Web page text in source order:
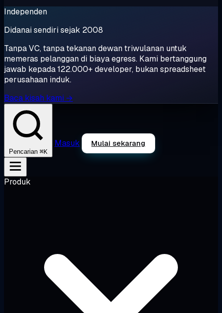
Independen
Didanai sendiri sejak 2008
Tanpa VC, tanpa tekanan dewan triwulanan untuk
memeras pelanggan di biaya egress. Kami bertanggung
jawab kepada 122.000+ developer, bukan spreadsheet
perusahaan induk.
Baca kisah kami →
Pencarian ⌘K
Masuk Mulai sekarang
Produk